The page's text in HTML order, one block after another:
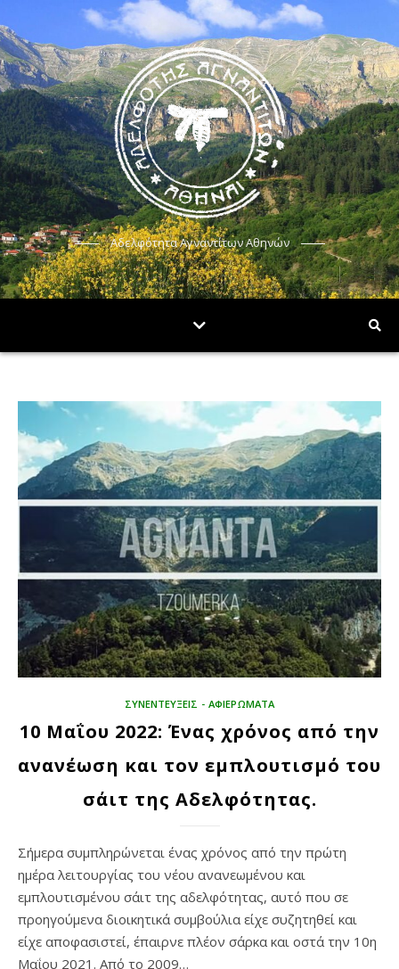
Αδελφότητα Αγναντίτων Αθηνών
ΣΥΝΕΝΤΕΥΞΕΙΣ - ΑΦΙΕΡΩΜΑΤΑ
10 Μαΐου 2022: Ένας χρόνος από την
ανανέωση και τον εμπλουτισμό του
σάιτ της Αδελφότητας.
Σήμερα συμπληρώνεται ένας χρόνος από την πρώτη
ημέρα λειτουργίας του νέου ανανεωμένου και
εμπλουτισμένου σάιτ της αδελφότητας, αυτό που σε
προηγούμενα διοικητικά συμβούλια είχε συζητηθεί και
είχε αποφασιστεί, έπαιρνε πλέον σάρκα και οστά την 10η
Μαΐου 2021. Από το 2009…